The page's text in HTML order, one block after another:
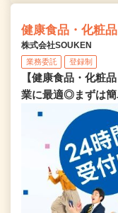
健康食品・化粧
株式会社SOUKEN
業務委託 登録制
【健康食品・化粧
業に最適◎まずは簡